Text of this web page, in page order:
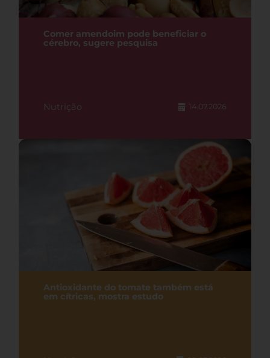
Comer amendoim pode beneficiar o
cérebro, sugere pesquisa
Nutrição 14.07.2026
Antioxidante do tomate também está
em cítricas, mostra estudo